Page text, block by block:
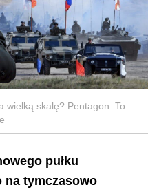
wielką skalę? Pentagon: To
pułku
na tymczasowo